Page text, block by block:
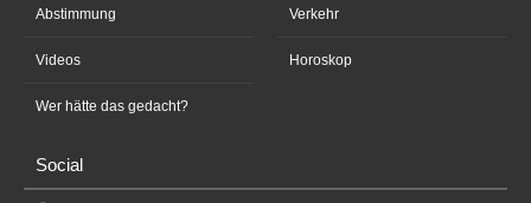
Abstimmung
Videos
Wer hätte das gedacht?
Verkehr
Horoskop
Social